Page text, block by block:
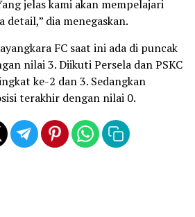
jelas kami akan mempelajari
detail,” dia menegaskan.
FC saat ini ada di puncak
nilai 3. Diikuti Persela dan PSKC
ke-2 dan 3. Sedangkan
terakhir dengan nilai 0.